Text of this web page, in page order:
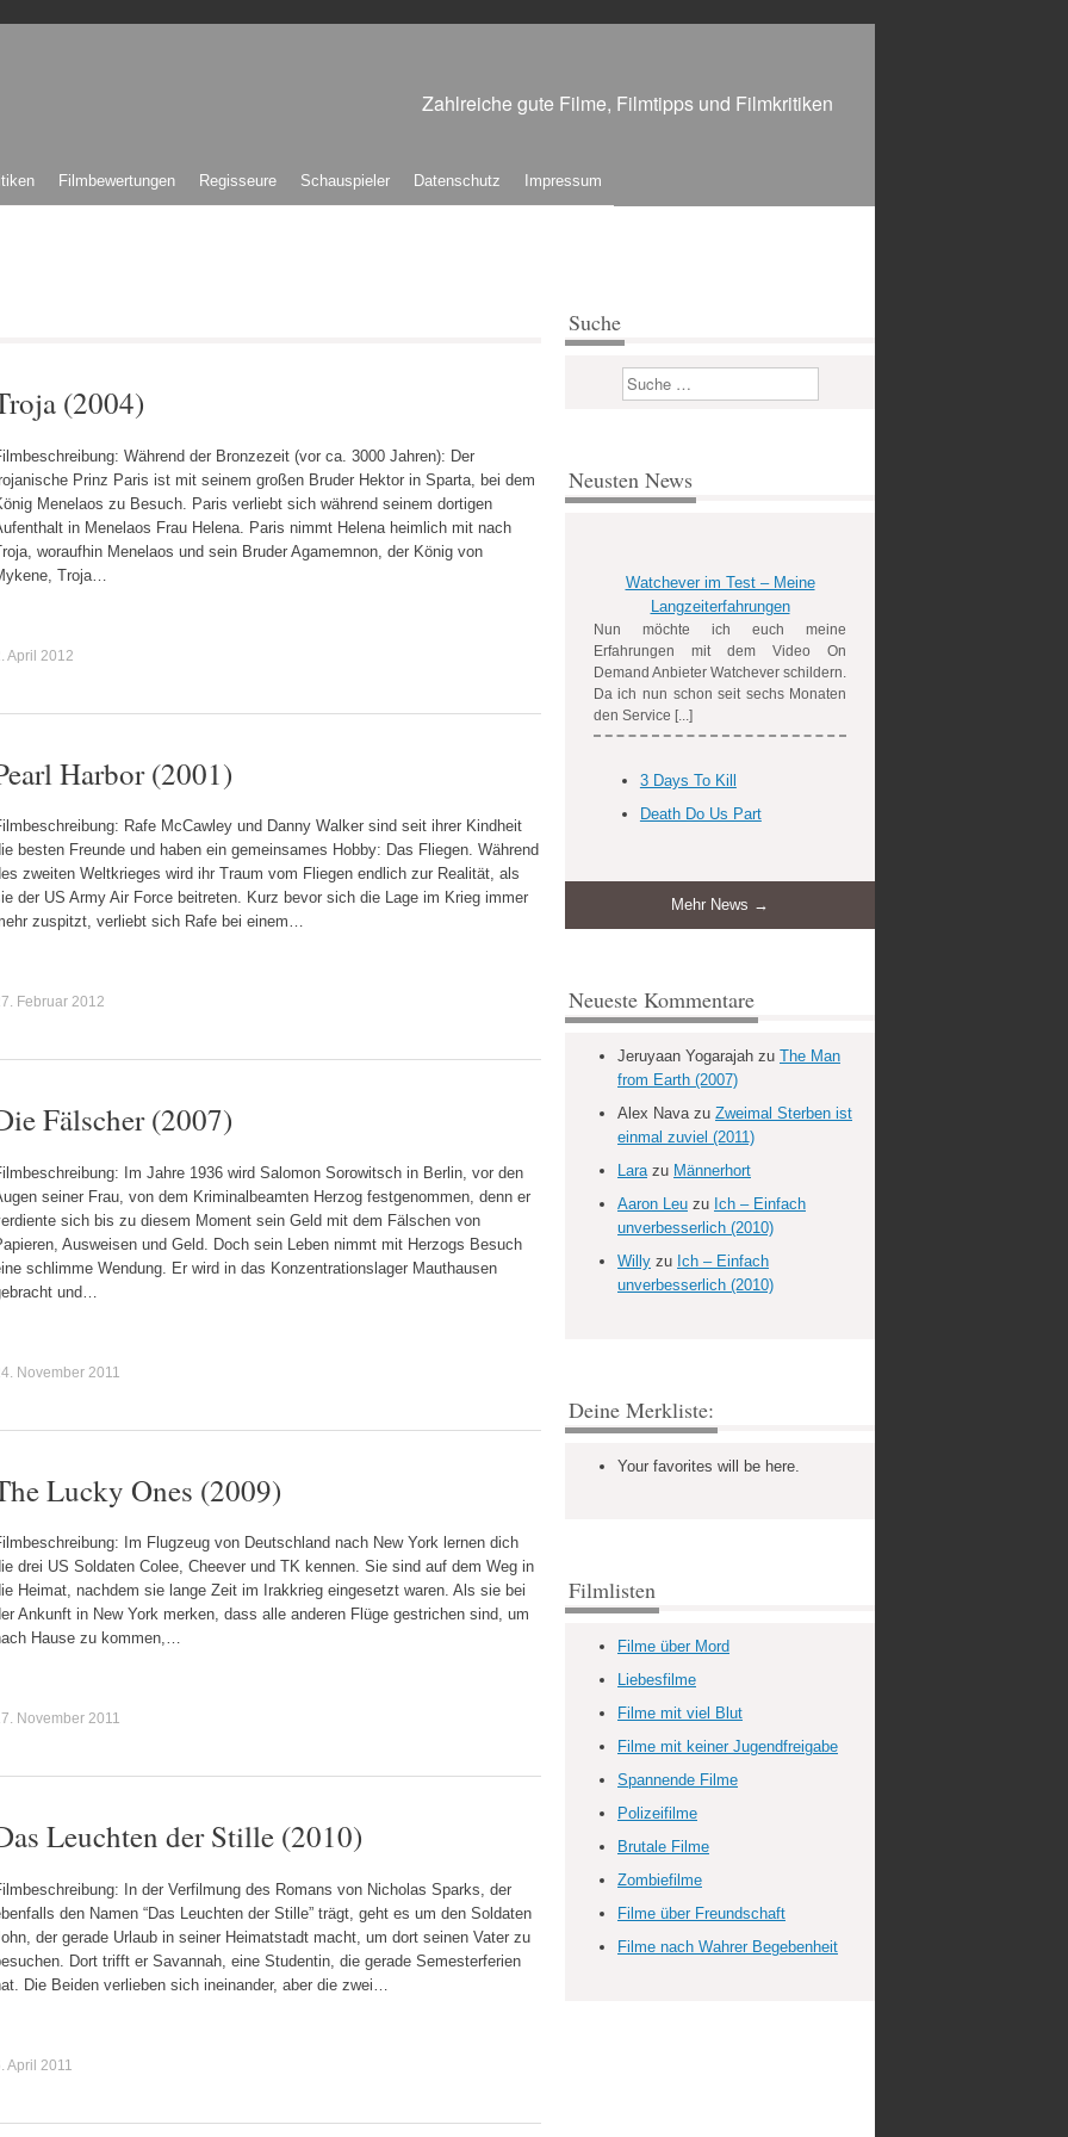
Zahlreiche gute Filme, Filmtipps und Filmkritiken
Filmbewertungen Regisseure Schauspieler Datenschutz Impressum
(2004)
Während der Bronzezeit (vor ca. 3000 Jahren): Der
Prinz Paris ist mit seinem großen Bruder Hektor in Sparta, bei dem
Menelaos zu Besuch. Paris verliebt sich während seinem dortigen
in Menelaos Frau Helena. Paris nimmt Helena heimlich mit nach
woraufhin Menelaos und sein Bruder Agamemnon, der König von
Troja…
April 2012
Harbor (2001)
Rafe McCawley und Danny Walker sind seit ihrer Kindheit
besten Freunde und haben ein gemeinsames Hobby: Das Fliegen. Während
zweiten Weltkrieges wird ihr Traum vom Fliegen endlich zur Realität, als
der US Army Air Force beitreten. Kurz bevor sich die Lage im Krieg immer
zuspitzt, verliebt sich Rafe bei einem…
Februar 2012
Fälscher (2007)
Im Jahre 1936 wird Salomon Sorowitsch in Berlin, vor den
seiner Frau, von dem Kriminalbeamten Herzog festgenommen, denn er
sich bis zu diesem Moment sein Geld mit dem Fälschen von
Ausweisen und Geld. Doch sein Leben nimmt mit Herzogs Besuch
schlimme Wendung. Er wird in das Konzentrationslager Mauthausen
und…
November 2011
Lucky Ones (2009)
Im Flugzeug von Deutschland nach New York lernen dich
drei US Soldaten Colee, Cheever und TK kennen. Sie sind auf dem Weg in
Heimat, nachdem sie lange Zeit im Irakkrieg eingesetzt waren. Als sie bei
Ankunft in New York merken, dass alle anderen Flüge gestrichen sind, um
Hause zu kommen,…
November 2011
Leuchten der Stille (2010)
In der Verfilmung des Romans von Nicholas Sparks, der
den Namen “Das Leuchten der Stille” trägt, geht es um den Soldaten
der gerade Urlaub in seiner Heimatstadt macht, um dort seinen Vater zu
Dort trifft er Savannah, eine Studentin, die gerade Semesterferien
Die Beiden verlieben sich ineinander, aber die zwei…
April 2011
Suche
Suchen
Neusten News
Watchever im Test – Meine
Langzeiterfahrungen
Nun möchte ich euch meine
Erfahrungen mit dem Video On
Demand Anbieter Watchever schildern.
Da ich nun schon seit sechs Monaten
den Service [...]
3 Days To Kill
Death Do Us Part
Mehr News →
Neueste Kommentare
Jeruyaan Yogarajah zu The Man
from Earth (2007)
Alex Navazu Zweimal Sterben ist
einmal zuviel (2011)
Larazu Männerhort
Aaron Leu zu Ich – Einfach
unverbesserlich (2010)
Willy zu Ich – Einfach
unverbesserlich (2010)
Deine Merkliste:
Your favorites will be here.
Filmlisten
Filme über Mord
Liebesfilme
Filme mit viel Blut
Filme mit keiner Jugendfreigabe
Spannende Filme
Polizeifilme
Brutale Filme
Zombiefilme
Filme über Freundschaft
Filme nach Wahrer Begebenheit